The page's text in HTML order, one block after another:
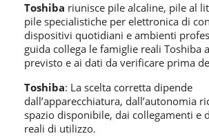
Toshiba riunisce pile alcaline, pile al
pile specialistiche per elettronica di
dispositivi quotidiani e ambienti
guida collega le famiglie reali Toshiba
previsto e ai dati da verificare prima
Toshiba: La scelta corretta dipende
dall’apparecchiatura, dall’autonomia
spazio disponibile, dai collegamenti e
reali di utilizzo.